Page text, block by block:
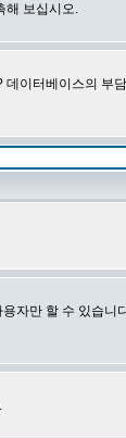
해 보십시오.
이터베이스의 부
자만 할 수 있습니